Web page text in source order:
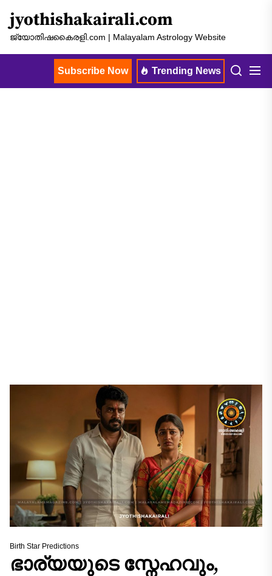
the
jyothishakairali.com
ജ്യോതിഷകൈരളി.com | Malayalam Astrology Website
Subscribe Now Trending News
Birth Star Predictions
ഭാര്യയുടെ സ്നേഹവും,